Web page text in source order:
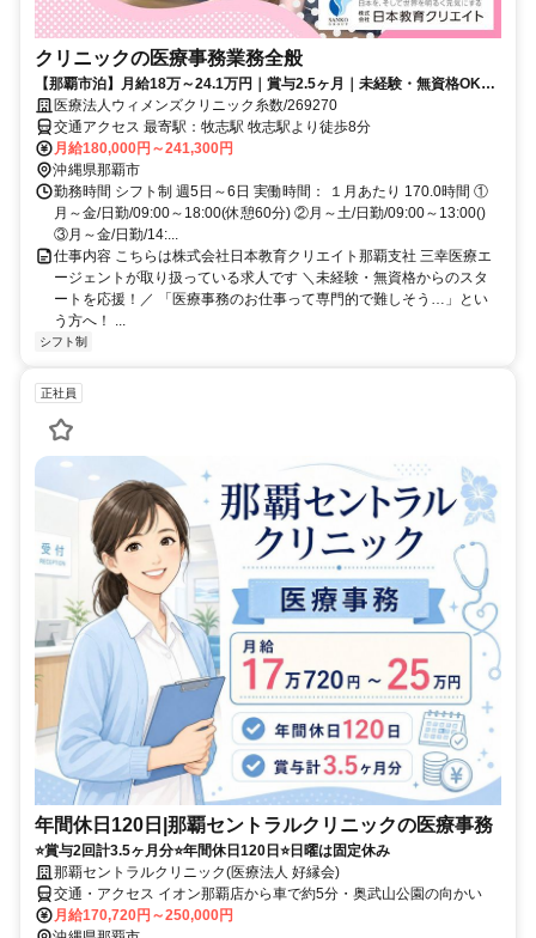
クリニックの医療事務業務全般
【那覇市泊】月給18万～24.1万円｜賞与2.5ヶ月｜未経験・無資格OK｜
正社員｜医療事務｜医療法人ウィメンズクリニック糸数
医療法人ウィメンズクリニック糸数/269270
交通アクセス 最寄駅：牧志駅 牧志駅より徒歩8分
月給180,000円～241,300円
沖縄県那覇市
勤務時間 シフト制 週5日～6日 実働時間： １月あたり 170.0時間 ①
月～金/日勤/09:00～18:00(休憩60分) ②月～土/日勤/09:00～13:00()
③月～金/日勤/14:...
仕事内容 こちらは株式会社日本教育クリエイト那覇支社 三幸医療エ
ージェントが取り扱っている求人です ＼未経験・無資格からのスタ
ートを応援！／ 「医療事務のお仕事って専門的で難しそう…」とい
う方へ！ ...
シフト制
正社員
年間休日120日|那覇セントラルクリニックの医療事務
⭐賞与2回計3.5ヶ月分⭐年間休日120日⭐日曜は固定休み
那覇セントラルクリニック(医療法人 好縁会)
交通・アクセス イオン那覇店から車で約5分・奥武山公園の向かい
月給170,720円～250,000円